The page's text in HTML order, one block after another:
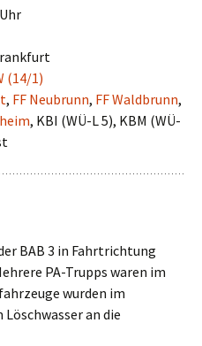
(14/1)
, FF Neubrunn, FF Waldbrunn,
, KBI (WÜ-L 5), KBM (WÜ-
BAB 3 in Fahrtrichtung
PA-Trupps waren im
wurden im
an die